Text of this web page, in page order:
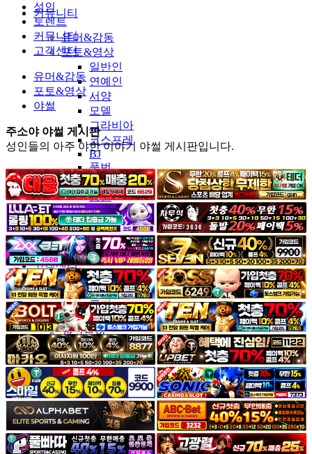
커뮤니티
유머&감동
포토&영상
일반인
연예인
서양
모델
그라비아
코스프레
BJ
품번
후방주의
움짤
스포츠
기타
야썰
고객센터
공지&이벤트
공지
1:1문의
광고문의
성인
토렌트
커뮤니티
고객센터
유머&감동
포토&영상
야썰
주소야 야썰 게시판
성인들의 아주 야한 이야기 야썰 게시판입니다.